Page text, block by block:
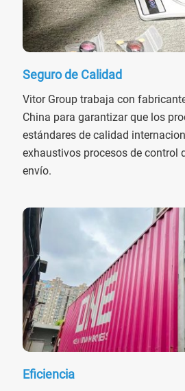
Seguro de Calidad
Vitor Group trabaja con
China para garantizar que los
estándares de calidad
exhaustivos procesos de control
envío.
Eficiencia